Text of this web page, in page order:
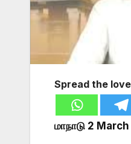
Spread the love
மாநாடு 2